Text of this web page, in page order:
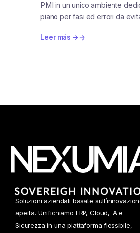
PMI in un unico ambiente
piano per fasi ed errori da
Leer más →
Soluzioni aziendali basate
aperta. Unifichiamo ERP, Cloud, IA e
Sicurezza in una piattaforma flessibile,